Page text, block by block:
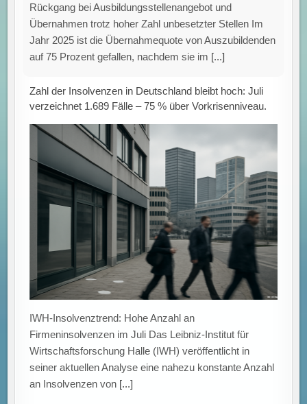
Rückgang bei Ausbildungsstellenangebot und
Übernahmen trotz hoher Zahl unbesetzter Stellen Im
Jahr 2025 ist die Übernahmequote von Auszubildenden
auf 75 Prozent gefallen, nachdem sie im [...]
Zahl der Insolvenzen in Deutschland bleibt hoch: Juli
verzeichnet 1.689 Fälle – 75 % über Vorkrisenniveau.
IWH-Insolvenztrend: Hohe Anzahl an
Firmeninsolvenzen im Juli Das Leibniz-Institut für
Wirtschaftsforschung Halle (IWH) veröffentlicht in
seiner aktuellen Analyse eine nahezu konstante Anzahl
an Insolvenzen von [...]